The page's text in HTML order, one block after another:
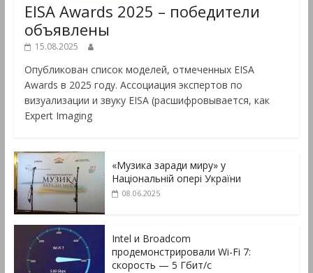
EISA Awards 2025 – победители
объявлены
15.08.2025
Опубликован список моделей, отмеченных EISA
Awards в 2025 году. Ассоциация экспертов по
визуализации и звуку EISA (расшифровывается, как
Expert Imaging
«Музика заради миру» у
Національній опері України
08.06.2025
Intel и Broadcom
продемонстрировали Wi-Fi 7:
скорость — 5 Гбит/с